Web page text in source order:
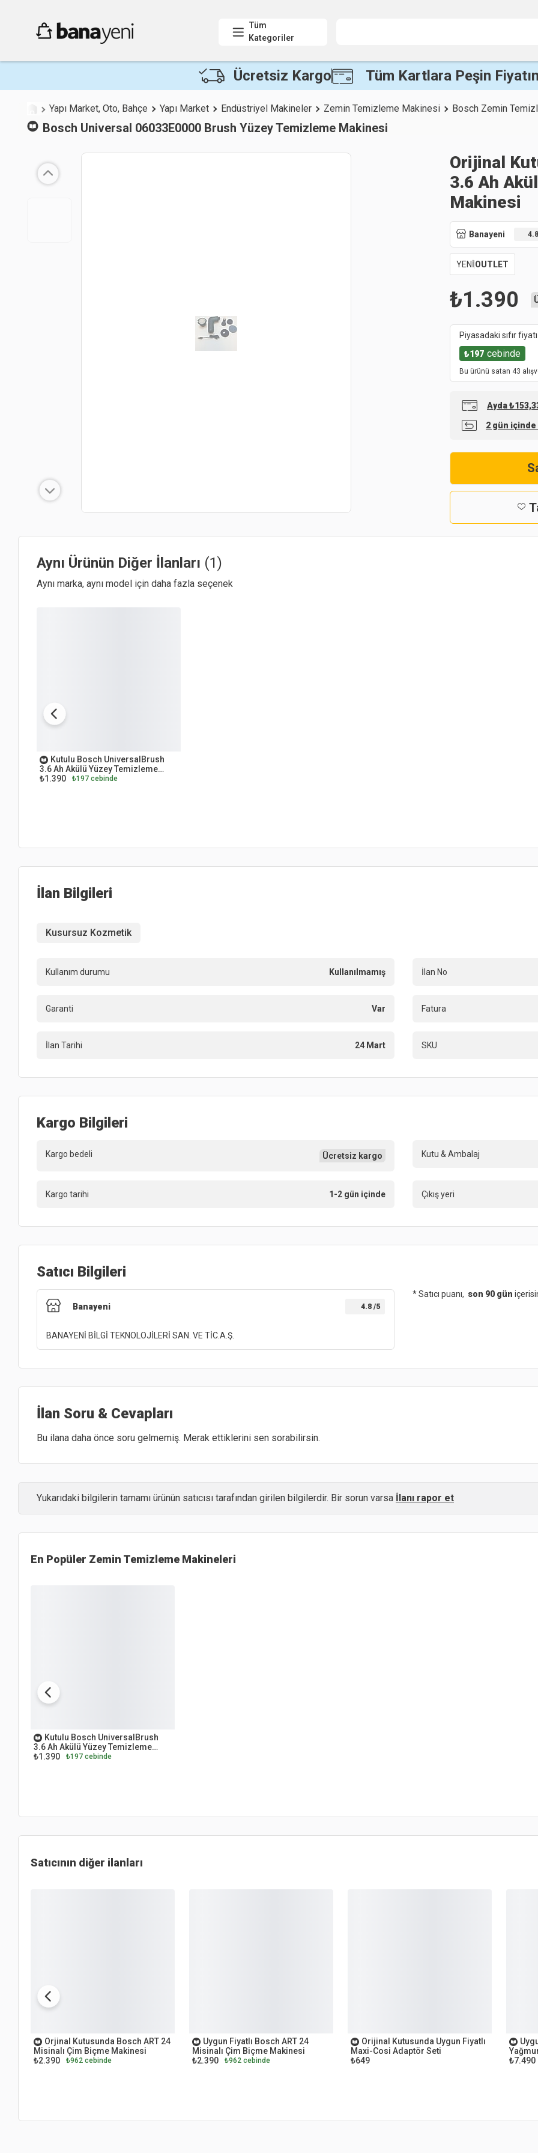
Tüm
Kategoriler
Ücretsiz Kargo Tüm Kartlara Peşin
Yapı Market, Oto, Bahçe Yapı Market Endüstriyel Makineler Zemin Temizleme Makinesi Bosch Zemin
Bosch Universal 06033E0000 Brush Yüzey Temizleme Makinesi
Orijinal
3.6 Ah
Makinesi
Banayeni 4.8
YENİOUTLET
₺1.390
Piyasadaki sıfır fiyatı
₺197 cebinde
Bu ürünü satan 43
Ayda
2 gün
Aynı Ürünün Diğer İlanları (1)
Aynı marka, aynı model için daha fazla seçenek
Kutulu Bosch UniversalBrush
3.6 Ah Akülü Yüzey Temizleme
Makinesi
₺1.390 ₺197 cebinde
İlan Bilgileri
Kusursuz Kozmetik
Kullanım durumu Kullanılmamış İlan No
Garanti Var Fatura
İlan Tarihi 24 Mart SKU
Kargo Bilgileri
Kargo bedeli Ücretsiz kargo Kutu & Ambalaj
Kargo tarihi 1-2 gün içinde Çıkış yeri
Satıcı Bilgileri
Banayeni 4.8 /5
BANAYENİ BİLGİ TEKNOLOJİLERİ SAN. VE TİC.A.Ş.
* Satıcı puanı, son 90 gün
İlan Soru & Cevapları
Bu ilana daha önce soru gelmemiş. Merak ettiklerini sen sorabilirsin.
Yukarıdaki bilgilerin tamamı ürünün satıcısı tarafından girilen bilgilerdir. Bir sorun varsa İlanı rapor et
En Popüler Zemin Temizleme Makineleri
Kutulu Bosch UniversalBrush
3.6 Ah Akülü Yüzey Temizleme
Makinesi
₺1.390 ₺197 cebinde
Satıcının diğer ilanları
Orjinal Kutusunda Bosch ART 24
Misinalı Çim Biçme Makinesi
₺2.390
₺962 cebinde
Uygun Fiyatlı Bosch ART 24
Misinalı Çim Biçme Makinesi
₺2.390
₺962 cebinde
Orijinal Kutusunda Uygun Fiyatlı
Maxi-Cosi Adaptör Seti
₺649
₺7.490